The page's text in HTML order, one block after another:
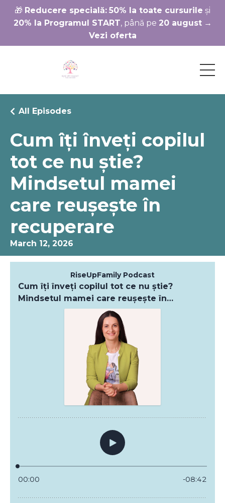
🎁 Reducere specială: 50% la toate cursurile și
20% la Programul START, până pe 20 august→
Vezi oferta
Cum îți înveți copilul
tot ce nu știe?
Mindsetul mamei
care reușește în
recuperare
All Episodes
March 12, 2026